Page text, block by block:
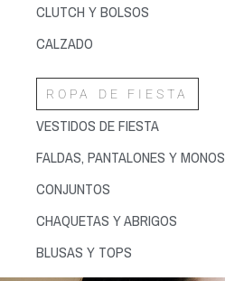
CLUTCH Y BOLSOS
CALZADO
ROPA DE FIESTA
VESTIDOS DE FIESTA
FALDAS, PANTALONES Y MONOS
CONJUNTOS
CHAQUETAS Y ABRIGOS
BLUSAS Y TOPS